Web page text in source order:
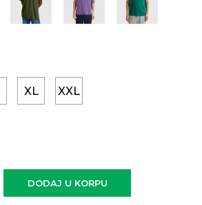
XL XXL
DODAJ U KORPU